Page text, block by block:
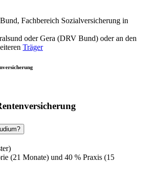
Fachbereich Sozialversicherung in
oder Gera (DRV Bund) oder an den
Träger
(21 Monate) und 40 % Praxis (15